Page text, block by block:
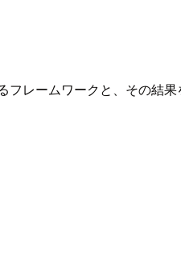
レームワークと、その結